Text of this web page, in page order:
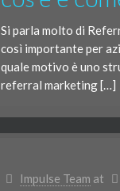
Si parla molto di
così importante per
quale motivo è uno
referral marketing […]
Impulse Team at